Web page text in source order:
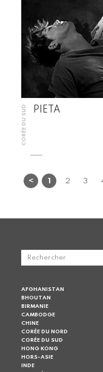
CORÉE DU SUD PIETA
< 1 2 3
AFGHANISTAN
BHOUTAN
BIRMANIE
CAMBODGE
CHINE
CORÉE DU NORD
CORÉE DU SUD
HONG KONG
HORS-ASIE
INDE